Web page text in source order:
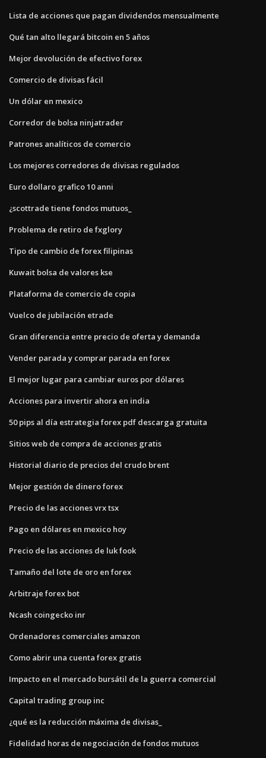
Lista de acciones que pagan dividendos mensualmente
Qué tan alto llegará bitcoin en 5 años
Mejor devolución de efectivo forex
Comercio de divisas fácil
Un dólar en mexico
Corredor de bolsa ninjatrader
Patrones analíticos de comercio
Los mejores corredores de divisas regulados
Euro dollaro grafico 10 anni
¿scottrade tiene fondos mutuos_
Problema de retiro de fxglory
Tipo de cambio de forex filipinas
Kuwait bolsa de valores kse
Plataforma de comercio de copia
Vuelco de jubilación etrade
Gran diferencia entre precio de oferta y demanda
Vender parada y comprar parada en forex
El mejor lugar para cambiar euros por dólares
Acciones para invertir ahora en india
50 pips al día estrategia forex pdf descarga gratuita
Sitios web de compra de acciones gratis
Historial diario de precios del crudo brent
Mejor gestión de dinero forex
Precio de las acciones vrx tsx
Pago en dólares en mexico hoy
Precio de las acciones de luk fook
Tamaño del lote de oro en forex
Arbitraje forex bot
Ncash coingecko inr
Ordenadores comerciales amazon
Como abrir una cuenta forex gratis
Impacto en el mercado bursátil de la guerra comercial
Capital trading group inc
¿qué es la reducción máxima de divisas_
Fidelidad horas de negociación de fondos mutuos